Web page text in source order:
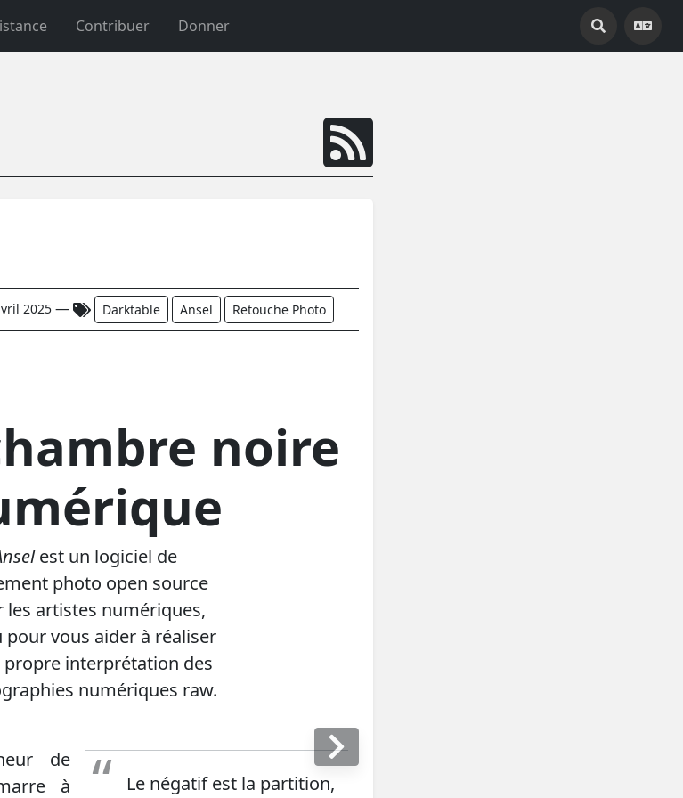
Contribuer Donner
2025 — Darktable Ansel Retouche Photo
noire
est un logiciel de
photo open source
les artistes numériques,
pour vous aider à réaliser
interprétation des
numériques raw.
Le négatif est la partition,
de
à